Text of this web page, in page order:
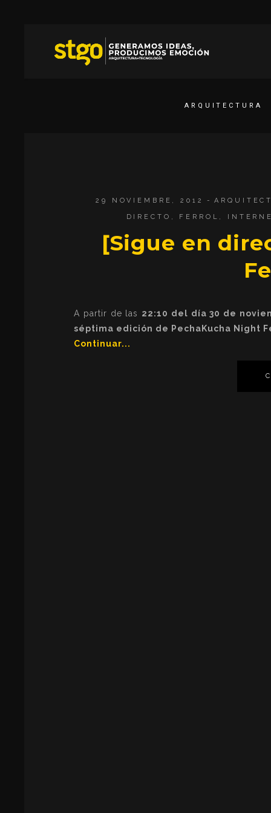
ARQUITECTURA
29 NOVIEMBRE, 2012
DIRECTO , FERROL ,
[Sigue en
A partir de las 22:10 del día 30 de
séptima edición de PechaKucha Night
Continuar...